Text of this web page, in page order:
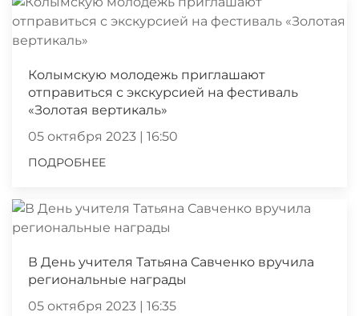
Колымскую молодежь приглашают
отправиться с экскурсией на фестиваль
«Золотая вертикаль»
05 октября 2023 | 16:50
ПОДРОБНЕЕ
В День учителя Татьяна Савченко вручила
региональные награды
05 октября 2023 | 16:35